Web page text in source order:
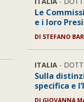
Le
e i loro
DI STEFANO
ITALIA -
Sulla
specifica e
DI GIOVANNA